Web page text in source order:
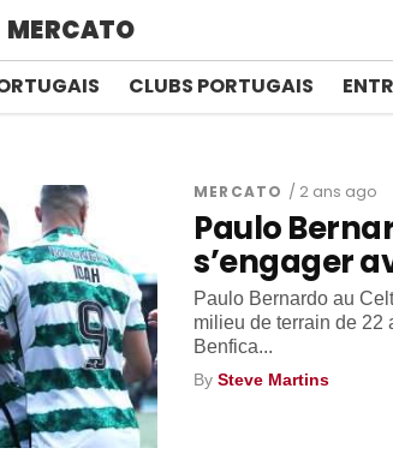
MERCATO
CLUBS PORTUGAIS
MERCATO / 2 ans ago
Paulo
s’engager
Paulo Bernardo au
milieu de terrain de 22
Benfica...
BySteve Martins